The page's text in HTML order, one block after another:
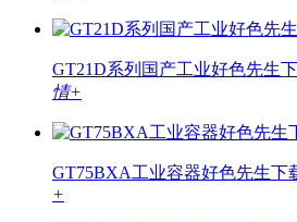
GT21D系列国产工业好色先生
情+
GT75BXA工业容器好色先生下
+